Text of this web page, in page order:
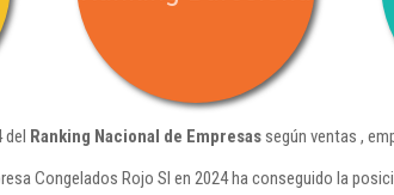
del Ranking Nacional de Empresassegún ventas ,
Congelados Rojo Sl en 2024 ha conseguido la